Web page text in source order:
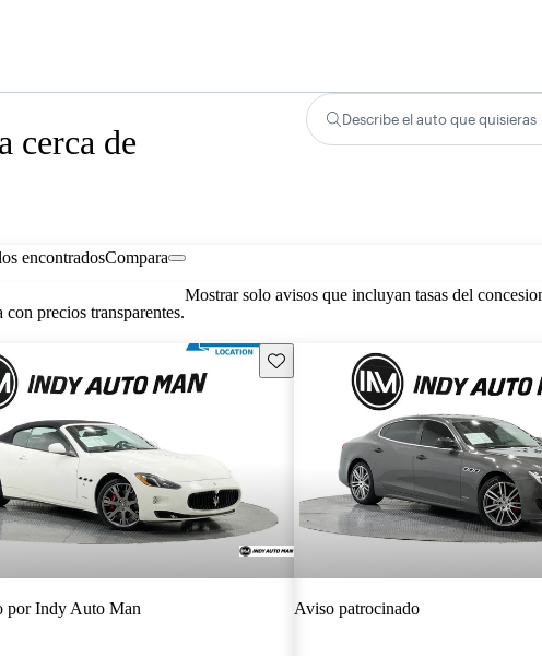
cerca de
Describe el auto que quisieras
encontradosCompara
con precios transparentes.
Mostrar solo avisos que incluyan tasas del
Guarda este Aviso
porIndy Auto Man Aviso patrocinado